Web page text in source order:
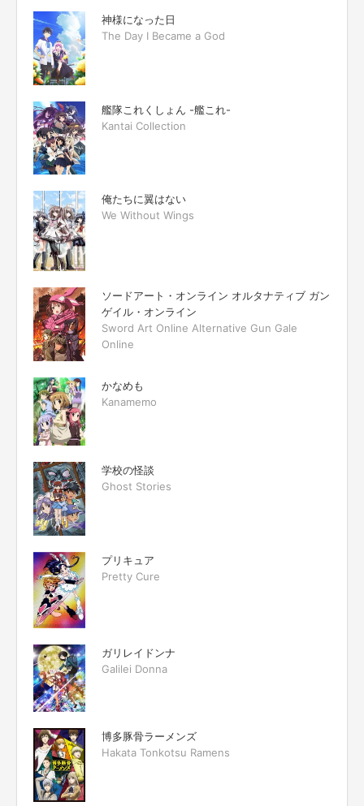
神様になった日
The Day I Became a God
艦隊これくしょん -艦これ-
Kantai Collection
俺たちに翼はない
We Without Wings
ソードアート・オンライン オルタナティブ ガン
ゲイル・オンライン
Sword Art Online Alternative Gun Gale
Online
かなめも
Kanamemo
学校の怪談
Ghost Stories
プリキュア
Pretty Cure
ガリレイドンナ
Galilei Donna
博多豚骨ラーメンズ
Hakata Tonkotsu Ramens